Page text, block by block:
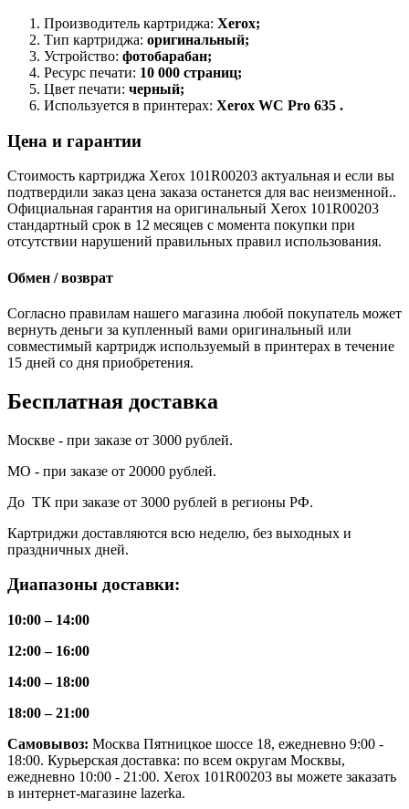
Производитель картриджа: Xerox;
Тип картриджа: оригинальный;
Устройство: фотобарабан;
Ресурс печати: 10 000 страниц;
Цвет печати: черный;
Используется в принтерах: Xerox WC Pro 635 .
Цена и гарантии
Стоимость картриджа Xerox 101R00203 актуальная и если вы
подтвердили заказ цена заказа останется для вас неизменной..
Официальная гарантия на оригинальный Xerox 101R00203
стандартный срок в 12 месяцев с момента покупки при
отсутствии нарушений правильных правил использования.
Обмен / возврат
Согласно правилам нашего магазина любой покупатель может
вернуть деньги за купленный вами оригинальный или
совместимый картридж используемый в принтерах в течение
15 дней со дня приобретения.
Бесплатная доставка
Москве - при заказе от 3000 рублей.
МО - при заказе от 20000 рублей.
До ТК при заказе от 3000 рублей в регионы РФ.
Картриджи доставляются всю неделю, без выходных и
праздничных дней.
Диапазоны доставки:
10:00 – 14:00
12:00 – 16:00
14:00 – 18:00
18:00 – 21:00
Самовывоз: Москва Пятницкое шоссе 18, ежедневно 9:00 -
18:00. Курьерская доставка: по всем округам Москвы,
ежедневно 10:00 - 21:00. Xerox 101R00203 вы можете заказать
в интернет-магазине lazerka.